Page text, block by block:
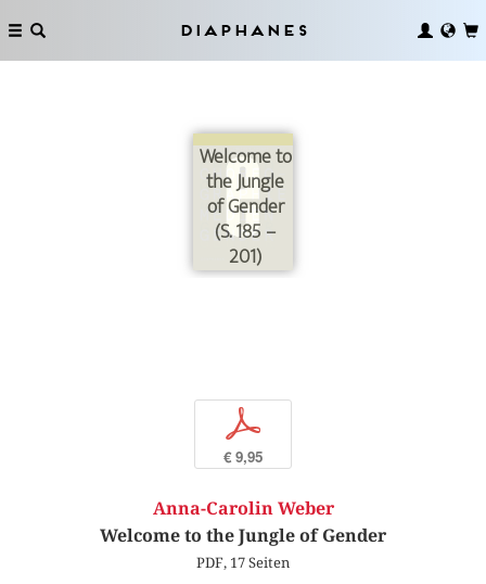
Diaphanes
Welcome to
the Jungle
of Gender
(S. 185 –
201)
p
€ 9,95
Anna-Carolin Weber
Welcome to the Jungle of Gender
PDF, 17 Seiten